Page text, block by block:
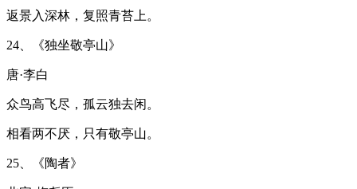
返景入深林，复照青苔上。
24、《独坐敬亭山》
唐·李白
众鸟高飞尽，孤云独去闲。
相看两不厌，只有敬亭山。
25、《陶者》